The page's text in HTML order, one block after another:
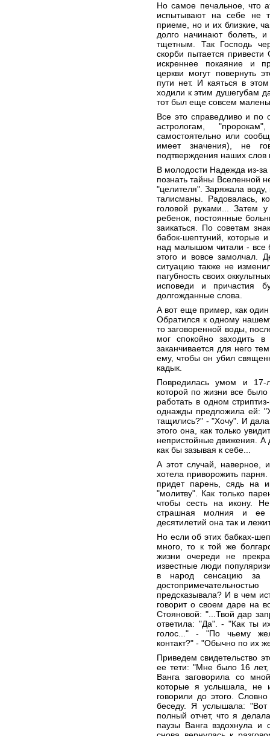
Но самое печальное, что
испытывают на себе не
приеме, но и их близкие,
долго начинают болеть,
тщетным. Так Господь
скорби пытается
искреннее покаяние и
церкви могут повернуть
пути нет. И каяться в
ходили к этим душегубам
тот был еще совсем
Все это справедливо и по
астрологам,
самостоятельно или
имеет значения), не
подтверждения наших
В молодости Надежда из-
познать тайны Вселенной
"целителя". Заряжала
талисманы. Радовалась,
головой руками... Затем
ребенок, постоянные
заикаться. По советам
бабок-шептуний, которые
над малышом читали - все
этого и вовсе замолчал.
ситуацию также не
пагубность своих
исповеди и причастия
долгожданные слова.
А вот еще пример, как один
Обратился к одному
то заговоренной воды,
мог спокойно заходить
заканчивается для него
ему, чтобы он убил
кадык.
Повредилась умом и 17-
которой по жизни все
работать в одном
однажды предложила ей:
тащились?" - "Хочу". И
этого она, как только
непристойные движения. А
как бы зазывая к себе...
А этот случай, наверное,
хотела приворожить
придет парень, сядь на
"молитву". Как только
чтобы сесть на икону.
страшная молния и ее
десятилетий она так и
Но если об этих бабках-
много, то к той же
жизни очереди не
известные люди
в народ сенсацию за
предсказывала? И в чем
говорит о своем даре на
Стояновой: "...Твой дар
ответила: "Да". - "Как ты
голос..." - "По чьему
контакт?" - "Обычно по их
Приведем свидетельство
ее тети: "Мне было 16
Ванга заговорила со
которые я услышала,
говорили до этого.
беседу. Я услышала:
полный отчет, что я
паузы Ванга вздохнула